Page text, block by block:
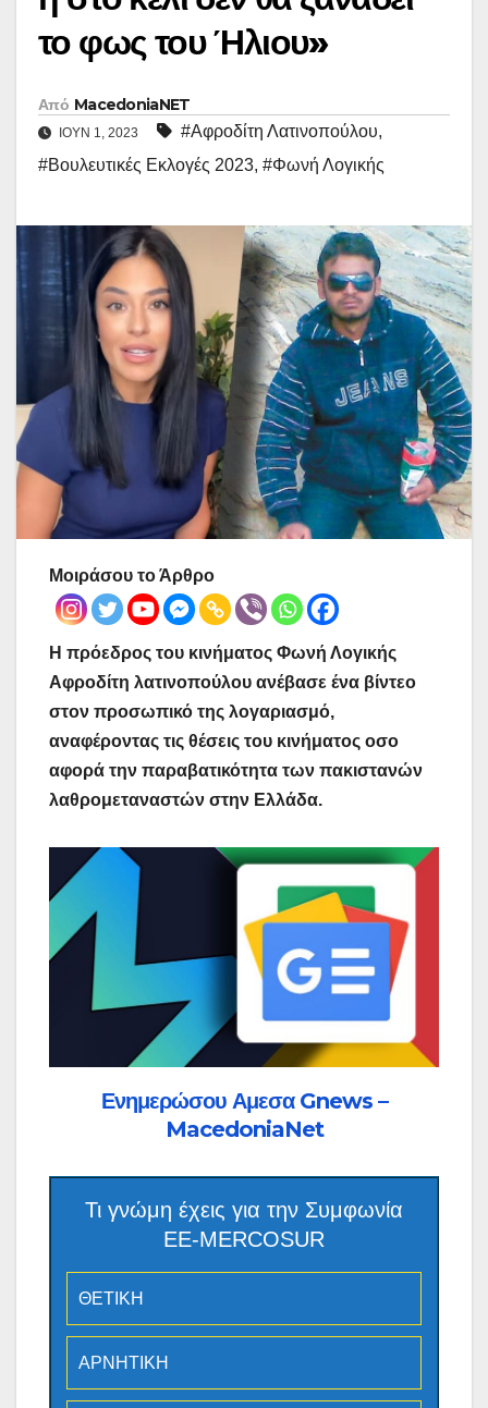
το φως του Ήλιου»
Από MacedoniaNET
ΙΟΎΝ 1, 2023 #Αφροδίτη Λατινοπούλου,
#Βουλευτικές Εκλογές 2023, #Φωνή Λογικής
Μοιράσου το Άρθρο
Η πρόεδρος του κινήματος Φωνή Λογικής
Αφροδίτη λατινοπούλου ανέβασε ένα βίντεο
στον προσωπικό της λογαριασμό,
αναφέροντας τις θέσεις του κινήματος οσο
αφορά την παραβατικότητα των πακιστανών
λαθρομεταναστών στην Ελλάδα.
Ενημερώσου Αμεσα Gnews –
MacedoniaNet
Τι γνώμη έχεις για την Συμφωνία
ΕΕ-MERCOSUR
ΘΕΤΙΚΗ
ΑΡΝΗΤΙΚΗ